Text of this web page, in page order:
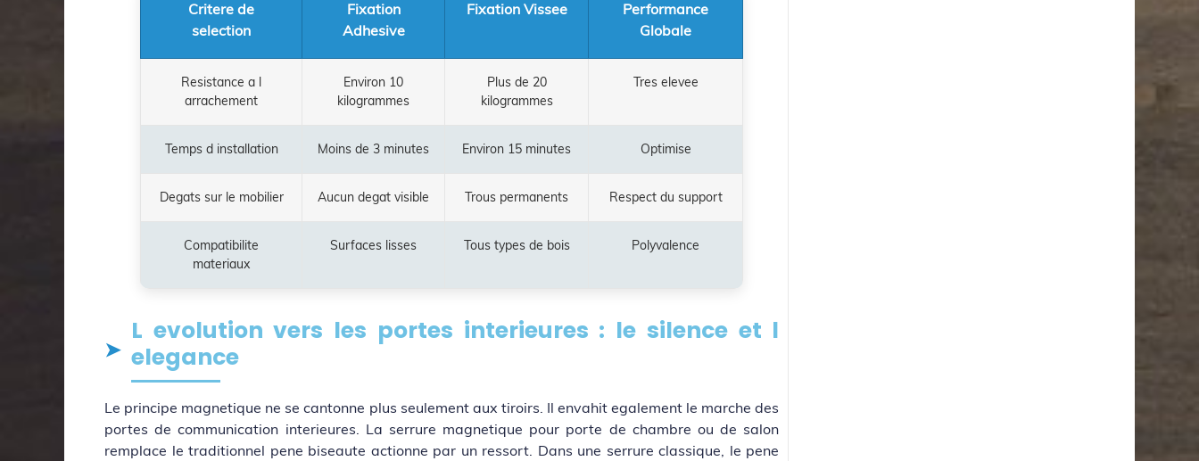
Critere de
selection
Fixation
Adhesive
Fixation Vissee
Performance
Globale
Resistance a l
arrachement
Environ 10
kilogrammes
Plus de 20
kilogrammes
Tres elevee
Temps d installation Moins de 3 minutes Environ 15 minutes Optimise
Degats sur le mobilier Aucun degat visible Trous permanents Respect du support
Compatibilite
materiaux
Surfaces lisses Tous types de bois Polyvalence
L evolution vers les portes interieures : le silence et l
elegance
Le principe magnetique ne se cantonne plus seulement aux tiroirs. Il envahit egalement le marche des
portes de communication interieures. La serrure magnetique pour porte de chambre ou de salon
remplace le traditionnel pene biseaute actionne par un ressort. Dans une serrure classique, le pene